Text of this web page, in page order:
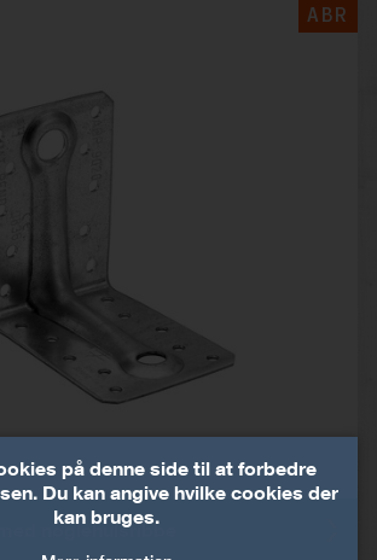
ABR
nøglehulsribbe
på denne side til at forbedre
Du kan angive hvilke cookies der
kan bruges.